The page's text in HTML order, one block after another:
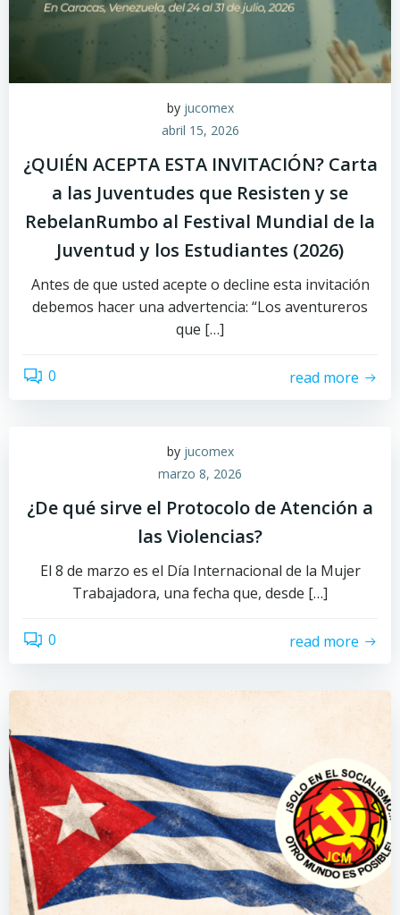
by jucomex
abril 15, 2026
¿QUIÉN ACEPTA ESTA INVITACIÓN? Carta
a las Juventudes que Resisten y se
RebelanRumbo al Festival Mundial de la
Juventud y los Estudiantes (2026)
Antes de que usted acepte o decline esta invitación
debemos hacer una advertencia: “Los aventureros
que […]
0 read more
by jucomex
marzo 8, 2026
¿De qué sirve el Protocolo de Atención a
las Violencias?
El 8 de marzo es el Día Internacional de la Mujer
Trabajadora, una fecha que, desde […]
0 read more